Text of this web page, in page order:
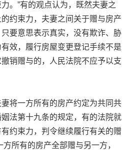
。”有的观点认为，既然夫妻之
约束力，夫妻之间关于赠与房产
要意思表示真实，没有欺诈、胁
效，履行房屋变更登记手续不是
销赠与的，人民法院不应予以支
将一方所有的房产约定为共同共
法第十九条的规定，有的法院就
约束力，判令继续履行有关的赠
所有的房产全部赠与另一方，